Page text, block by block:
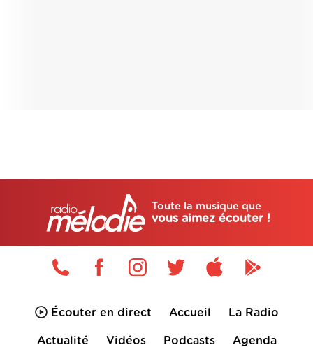
Toute la musique que
vous aimez écouter !
Écouter en direct Accueil La Radio
Actualité Vidéos Podcasts Agenda